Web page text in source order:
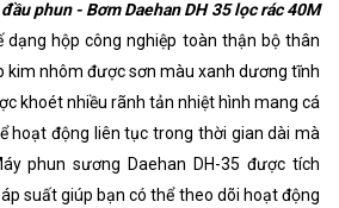
phun - Bơm Daehan DH 35 lọc rác 40M
dạng hộp công nghiệp toàn thận bộ thân
kim nhôm được sơn màu xanh dương tĩnh
khoét nhiều rãnh tản nhiệt hình mang cá
hoạt động liên tục trong thời gian dài mà
phun sương Daehan DH-35 được tích
suất giúp bạn có thể theo dõi hoạt động